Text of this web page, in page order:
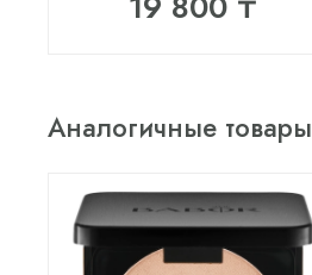
Аналогичные товары